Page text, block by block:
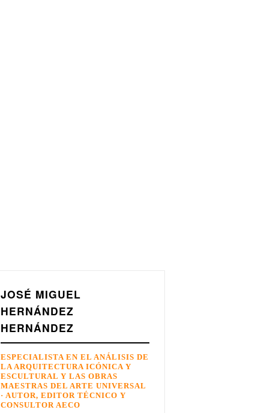
JOSÉ MIGUEL
HERNÁNDEZ
HERNÁNDEZ
ESPECIALISTA EN EL ANÁLISIS DE
LA ARQUITECTURA ICÓNICA Y
ESCULTURAL Y LAS OBRAS
MAESTRAS DEL ARTE UNIVERSAL
· AUTOR, EDITOR TÉCNICO Y
CONSULTOR AECO